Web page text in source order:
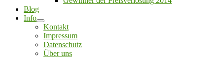
Blog
Info
Kontakt
Impressum
Datenschutz
Über uns